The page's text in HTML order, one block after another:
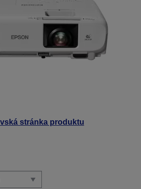
stránka produktu